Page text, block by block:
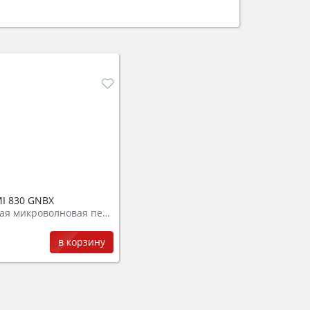
от детей).
830 GNBX
Встраиваемая микроволновая печь
в корзину